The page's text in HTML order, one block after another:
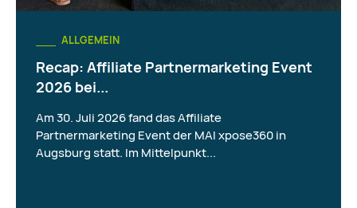
ALLGEMEIN
Recap: Affiliate Partnermarketing Event
2026 bei...
Am 30. Juli 2026 fand das Affiliate
Partnermarketing Event der MAI xpose360 in
Augsburg statt. Im Mittelpunkt...